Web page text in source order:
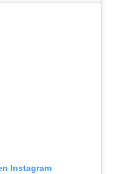
Instagram